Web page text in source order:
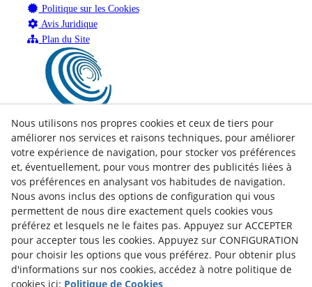
Politique sur les Cookies
Avis Juridique
Plan du Site
Nous utilisons nos propres cookies et ceux de tiers pour
améliorer nos services et raisons techniques, pour améliorer
votre expérience de navigation, pour stocker vos préférences
et, éventuellement, pour vous montrer des publicités liées à
vos préférences en analysant vos habitudes de navigation.
Nous avons inclus des options de configuration qui vous
permettent de nous dire exactement quels cookies vous
préférez et lesquels ne le faites pas. Appuyez sur ACCEPTER
pour accepter tous les cookies. Appuyez sur CONFIGURATION
pour choisir les options que vous préférez. Pour obtenir plus
d'informations sur nos cookies, accédez à notre politique de
cookies ici: Politique de Cookies